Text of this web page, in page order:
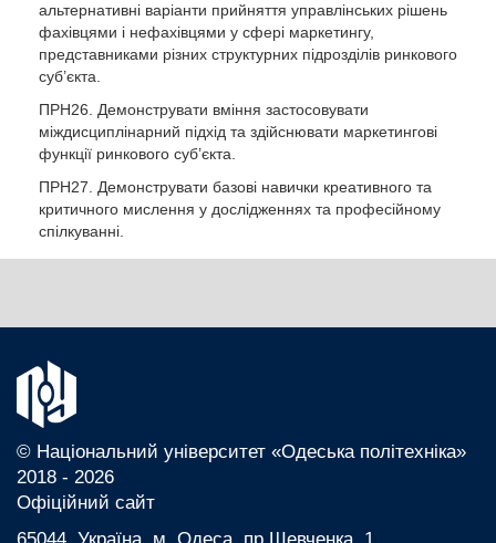
альтернативні варіанти прийняття управлінських рішень
фахівцями і нефахівцями у сфері маркетингу,
представниками різних структурних підрозділів ринкового
суб’єкта.
ПРН26. Демонструвати вміння застосовувати
міждисциплінарний підхід та здійснювати маркетингові
функції ринкового суб’єкта.
ПРН27. Демонструвати базові навички креативного та
критичного мислення у дослідженнях та професійному
спілкуванні.
© Національний університет «Одеська політехніка»
2018 - 2026
Офіційний сайт